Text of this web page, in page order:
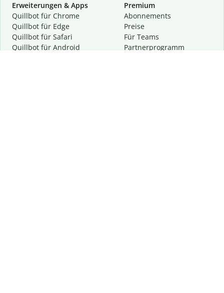
Erweiterungen & Apps
Quillbot für Chrome
Quillbot für Edge
Quillbot für Safari
Quillbot für Android
Premium
Abon­ne­ments
Preise
Für Teams
Partnerprogramm